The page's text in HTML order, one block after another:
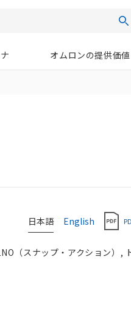
オムロンの提供価値
日本語 English
（スナップ・アクション）,